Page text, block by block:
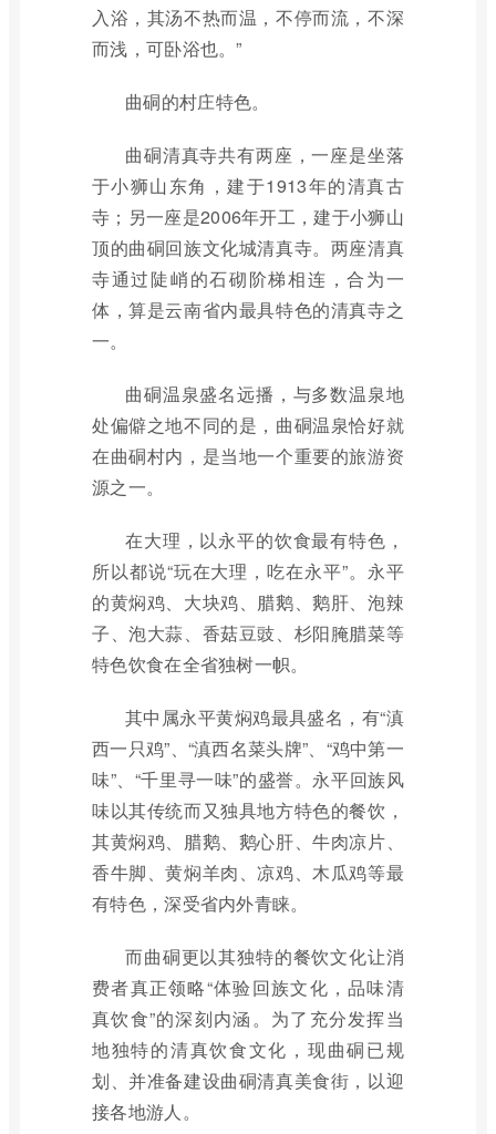
入浴，其汤不热而温，不停而流，不深
而浅，可卧浴也。”
曲硐的村庄特色。
曲硐清真寺共有两座，一座是坐落
于小狮山东角，建于1913年的清真古
寺；另一座是2006年开工，建于小狮山
顶的曲硐回族文化城清真寺。两座清真
寺通过陡峭的石砌阶梯相连，合为一
体，算是云南省内最具特色的清真寺之
一。
曲硐温泉盛名远播，与多数温泉地
处偏僻之地不同的是，曲硐温泉恰好就
在曲硐村内，是当地一个重要的旅游资
源之一。
在大理，以永平的饮食最有特色，
所以都说“玩在大理，吃在永平”。永平
的黄焖鸡、大块鸡、腊鹅、鹅肝、泡辣
子、泡大蒜、香菇豆豉、杉阳腌腊菜等
特色饮食在全省独树一帜。
其中属永平黄焖鸡最具盛名，有“滇
西一只鸡”、“滇西名菜头牌”、“鸡中第一
味”、“千里寻一味”的盛誉。永平回族风
味以其传统而又独具地方特色的餐饮，
其黄焖鸡、腊鹅、鹅心肝、牛肉凉片、
香牛脚、黄焖羊肉、凉鸡、木瓜鸡等最
有特色，深受省内外青睐。
而曲硐更以其独特的餐饮文化让消
费者真正领略“体验回族文化，品味清
真饮食”的深刻内涵。为了充分发挥当
地独特的清真饮食文化，现曲硐已规
划、并准备建设曲硐清真美食街，以迎
接各地游人。